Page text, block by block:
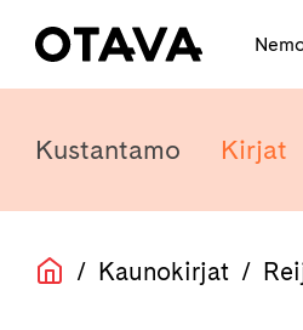
Kustantamo Kirjat
/ Kaunokirjat /